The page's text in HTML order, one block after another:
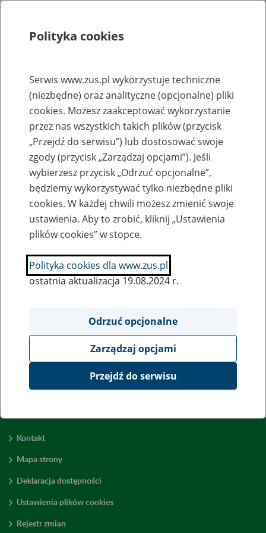
Rejestry, ewidencje i archiwa
Baza zlikwidowanych lub
przekształconych zakładów pracy
Nazwa zakładu pracy:
SZUKAJ
Wyświetl wszystkie
Kontakt
Mapa strony
Deklaracja dostępności
Ustawienia plików cookies
Rejestr zmian
Polityka cookies
Serwis www.zus.pl wykorzystuje techniczne
(niezbędne) oraz analityczne (opcjonalne) pliki
cookies. Możesz zaakceptować wykorzystanie
przez nas wszystkich takich plików (przycisk
„Przejdź do serwisu”) lub dostosować swoje
zgody (przycisk „Zarządzaj opcjami”). Jeśli
wybierzesz przycisk „Odrzuć opcjonalne”,
będziemy wykorzystywać tylko niezbędne pliki
cookies. W każdej chwili możesz zmienić swoje
ustawienia. Aby to zrobić, kliknij „Ustawienia
plików cookies” w stopce.
Polityka cookies dla www.zus.pl
ostatnia aktualizacja 19.08.2024 r.
Odrzuć opcjonalne
Zarządzaj opcjami
Przejdź do serwisu